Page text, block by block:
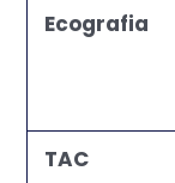
Ecografia
TAC